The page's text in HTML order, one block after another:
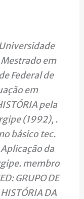
em
Federal de
em
pela
(1992), .
básico tec.
da
membro
GRUPO DE
HISTÓRIA DA